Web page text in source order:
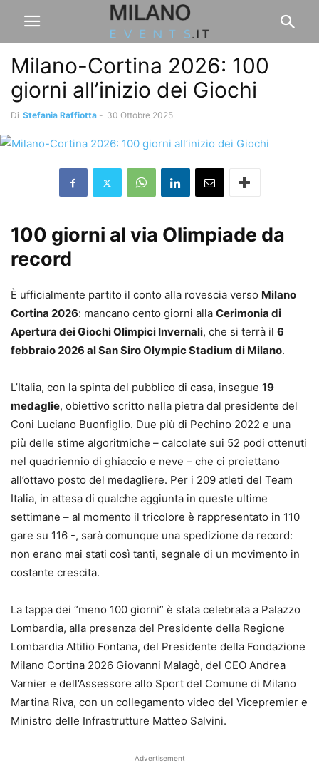
Milano-Cortina 2026: 100
giorni all’inizio dei Giochi
Di Stefania Raffiotta - 30 Ottobre 2025
100 giorni al via Olimpiade da
record
È ufficialmente partito il conto alla rovescia verso Milano
Cortina 2026: mancano cento giorni alla Cerimonia di
Apertura dei Giochi Olimpici Invernali, che si terrà il 6
febbraio 2026 al San Siro Olympic Stadium di Milano.
L’Italia, con la spinta del pubblico di casa, insegue 19
medaglie, obiettivo scritto nella pietra dal presidente del
Coni Luciano Buonfiglio. Due più di Pechino 2022 e una
più delle stime algoritmiche – calcolate sui 52 podi ottenuti
nel quadriennio di ghiaccio e neve – che ci proiettano
all’ottavo posto del medagliere. Per i 209 atleti del Team
Italia, in attesa di qualche aggiunta in queste ultime
settimane – al momento il tricolore è rappresentato in 110
gare su 116 -, sarà comunque una spedizione da record:
non erano mai stati così tanti, segnale di un movimento in
costante crescita.
La tappa dei “meno 100 giorni” è stata celebrata a Palazzo
Lombardia, alla presenza del Presidente della Regione
Lombardia Attilio Fontana, del Presidente della Fondazione
Milano Cortina 2026 Giovanni Malagò, del CEO Andrea
Varnier e dell’Assessore allo Sport del Comune di Milano
Martina Riva, con un collegamento video del Vicepremier e
Ministro delle Infrastrutture Matteo Salvini.
Advertisement